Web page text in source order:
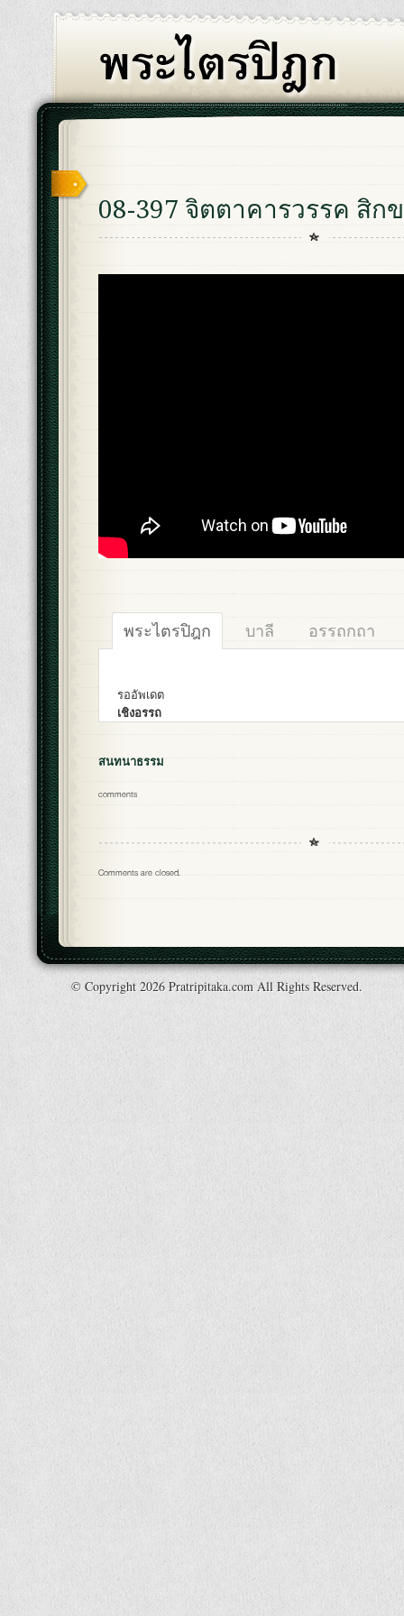
08-397 จิตตาคารวรรค สิก
พระไตรปิฎก บาลี อรรถกถา
รออัพเดต
เชิงอรรถ
สนทนาธรรม
comments
Comments are closed.
© Copyright 2026 Pratripitaka.com All Rights Reserved.